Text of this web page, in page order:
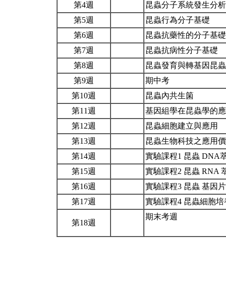
第4週
昆蟲分子系統發生分
第5週
昆蟲行為分子基礎
第6週
昆蟲抗藥性的分子基
第7週
昆蟲抗病性分子基礎
第8週
昆蟲發育與轉基因昆
第9週
期中考
第10週
昆蟲內共生箘
第11週
基因組學在昆蟲學的
第12週
昆蟲細胞建立與應用
第13週
昆蟲生物科技之應用
第14週
實驗課程1 昆蟲 DNA
第15週
實驗課程2 昆蟲 RNA
第16週
實驗課程3 昆蟲 基因
第17週
實驗課程4 昆蟲細胞
第18週
期末考週